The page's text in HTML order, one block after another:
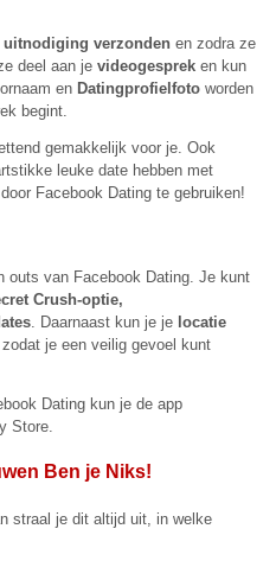
uitnodiging verzonden en zodra ze
deel aan je videogesprek en kun
en Datingprofielfoto worden
begint.
gemakkelijk voor je. Ook
leuke date hebben met
Facebook Dating te gebruiken!
outs van Facebook Dating. Je kunt
Crush-optie,
. Daarnaast kun je je locatie
je een veilig gevoel kunt
Dating kun je de app
Store.
Ben je Niks!
straal je dit altijd uit, in welke